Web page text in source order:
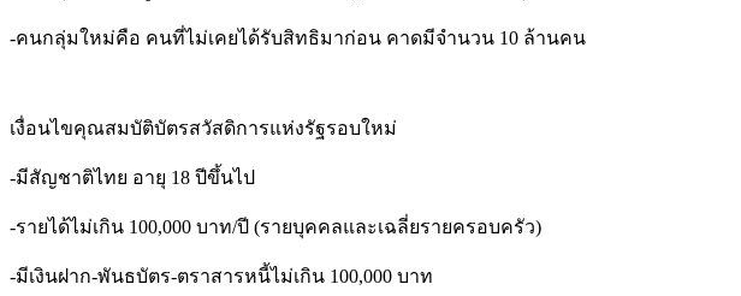
-คนกลุ่มใหม่คือ คนที่ไม่เคยได้รับสิทธิมาก่อน คาดมีจำนวน 10 ล้านคน
เงื่อนไขคุณสมบัติบัตรสวัสดิการแห่งรัฐรอบใหม่
-มีสัญชาติไทย อายุ 18 ปีขึ้นไป
-รายได้ไม่เกิน 100,000 บาท/ปี (รายบุคคลและเฉลี่ยรายครอบครัว)
-มีเงินฝาก-พันธบัตร-ตราสารหนี้ไม่เกิน 100,000 บาท